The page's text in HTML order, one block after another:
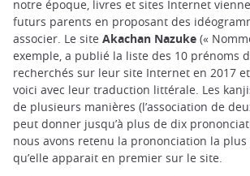
notre époque, livres et sites Internet
futurs parents en proposant des
associer. Le site Akachan Nazuke («
exemple, a publié la liste des 10 prénoms
recherchés sur leur site Internet en 2017 et
voici avec leur traduction littérale. Les
de plusieurs manières (l’association de
peut donner jusqu’à plus de dix
nous avons retenu la prononciation la plus
qu’elle apparait en premier sur le site.